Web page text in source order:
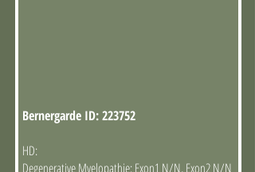
Bernergarde ID: 223752
HD:
Degenerative Myelopathie: Exon1 N/N, Exon2 N/N